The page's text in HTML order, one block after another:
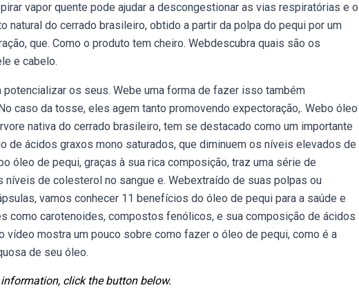
vapor quente pode ajudar a descongestionar as vias respiratórias e o
natural do cerrado brasileiro, obtido a partir da polpa do pequi por um
que. Como o produto tem cheiro. Webdescubra quais são os
e cabelo.
potencializar os seus. Webe uma forma de fazer isso também
caso da tosse, eles agem tanto promovendo expectoração,. Webo óleo
nativa do cerrado brasileiro, tem se destacado como um importante
de ácidos graxos mono saturados, que diminuem os níveis elevados de
óleo de pequi, graças à sua rica composição, traz uma série de
níveis de colesterol no sangue e. Webextraído de suas polpas ou
vamos conhecer 11 benefícios do óleo de pequi para a saúde e
como carotenoides, compostos fenólicos, e sua composição de ácidos
vídeo mostra um pouco sobre como fazer o óleo de pequi, como é a
de seu óleo.
click the button below.